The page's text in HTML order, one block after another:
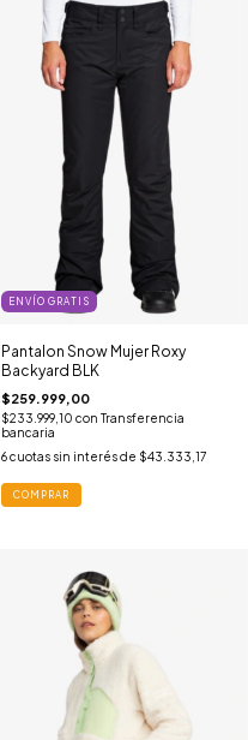
ENVÍO GRATIS
Pantalon Snow Mujer Roxy
Backyard BLK
$259.999,00
$233.999,10 con Transferencia
bancaria
6 cuotas sin interés de $43.333,17
COMPRAR